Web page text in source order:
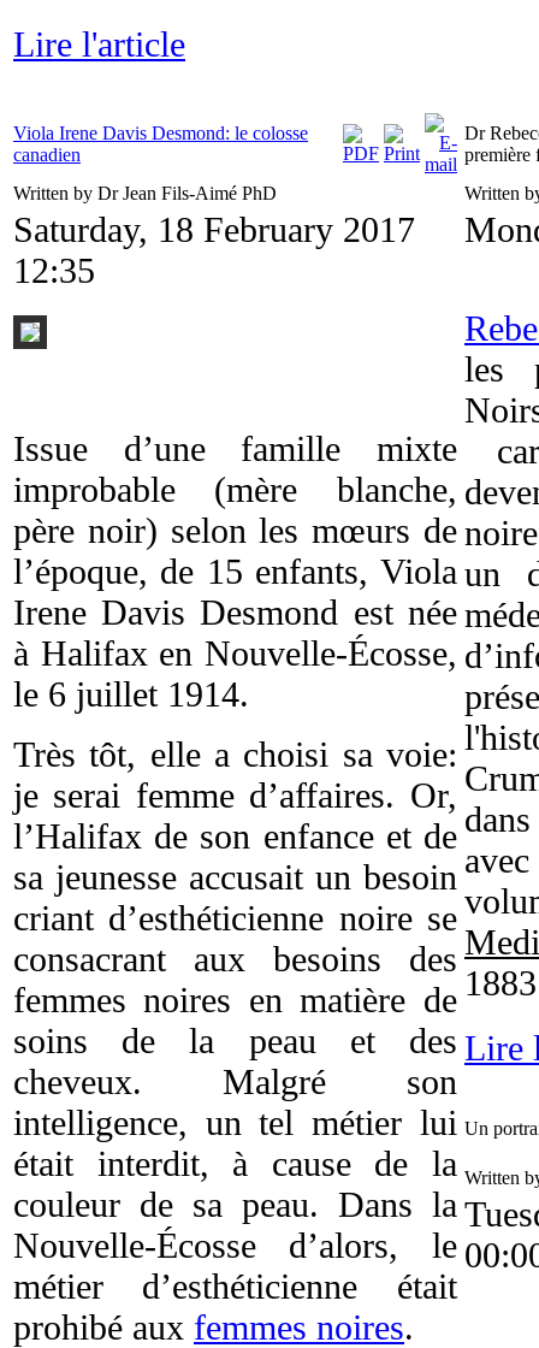
Lire l'article
Viola Irene Davis Desmond: le colosse
canadien
Written by Dr Jean Fils-Aimé PhD
Saturday, 18 February 2017
12:35
Issue d’une famille mixte
improbable (mère blanche,
père noir) selon les mœurs de
l’époque, de 15 enfants, Viola
Irene Davis Desmond est née
à Halifax en Nouvelle-Écosse,
le 6 juillet 1914.
Très tôt, elle a choisi sa voie:
je serai femme d’affaires. Or,
l’Halifax de son enfance et de
sa jeunesse accusait un besoin
criant d’esthéticienne noire se
consacrant aux besoins des
femmes noires en matière de
soins de la peau et des
cheveux. Malgré son
intelligence, un tel métier lui
était interdit, à cause de la
couleur de sa peau. Dans la
Nouvelle-Écosse d’alors, le
métier d’esthéticienne était
prohibé aux femmes noires.
Dr
première
Written
les
un
Lire
Un
Written